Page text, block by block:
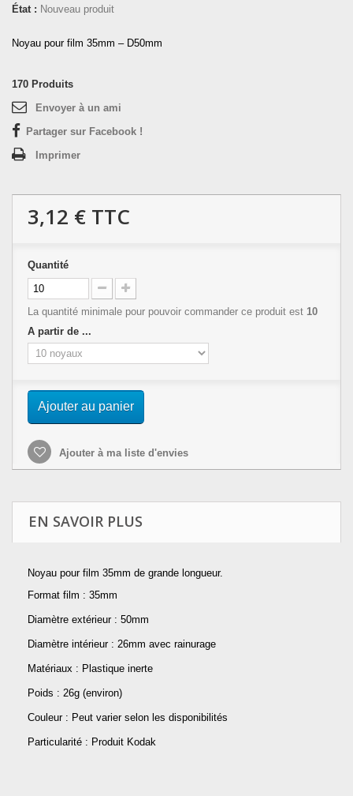
État : Nouveau produit
Noyau pour film 35mm – D50mm
170 Produits
Envoyer à un ami
Partager sur Facebook !
Imprimer
3,12 € TTC
Quantité
La quantité minimale pour pouvoir commander ce produit est 10
A partir de ...
Ajouter au panier
Ajouter à ma liste d'envies
EN SAVOIR PLUS
Noyau pour film 35mm de grande longueur.
Format film : 35mm
Diamètre extérieur : 50mm
Diamètre intérieur : 26mm avec rainurage
Matériaux : Plastique inerte
Poids : 26g (environ)
Couleur : Peut varier selon les disponibilités
Particularité : Produit Kodak